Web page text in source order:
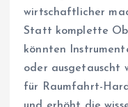
wirtschaftlicher
Statt komplette
könnten
oder ausgetauscht
für Raumfahrt-